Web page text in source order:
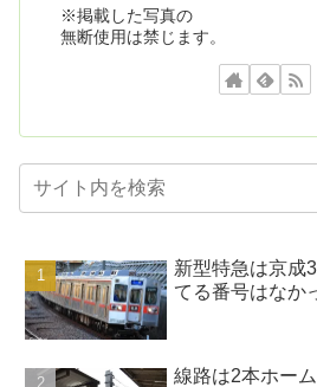
※掲載した写真の
無断使用は禁じます。
新型特急は京成
てる番号はなか
線路は2本ホー